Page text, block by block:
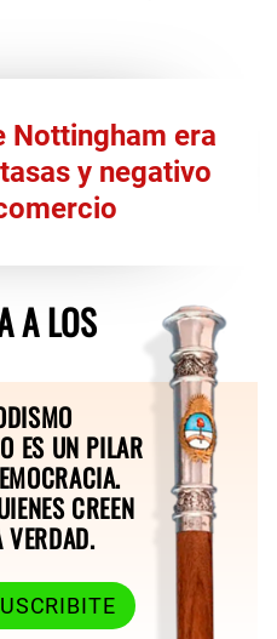
Nottingham era
y negativo
A LOS
ES UN PILAR
CREEN
VERDAD.